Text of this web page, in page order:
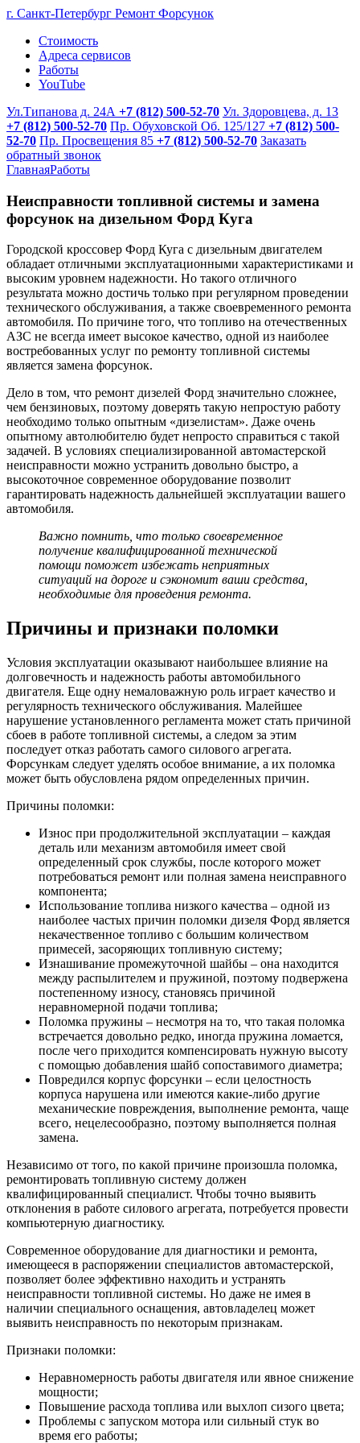
г. Санкт-Петербург Ремонт Форсунок
Стоимость
Адреса сервисов
Работы
YouTube
Ул.Типанова д. 24А +7 (812) 500-52-70 Ул. Здоровцева, д. 13
+7 (812) 500-52-70 Пр. Обуховской Об. 125/127 +7 (812) 500-
52-70 Пр. Просвещения 85 +7 (812) 500-52-70 Заказать
обратный звонок
ГлавнаяРаботы
Неисправности топливной системы и замена
форсунок на дизельном Форд Куга
Городской кроссовер Форд Куга с дизельным двигателем
обладает отличными эксплуатационными характеристиками и
высоким уровнем надежности. Но такого отличного
результата можно достичь только при регулярном проведении
технического обслуживания, а также своевременного ремонта
автомобиля. По причине того, что топливо на отечественных
АЗС не всегда имеет высокое качество, одной из наиболее
востребованных услуг по ремонту топливной системы
является замена форсунок.
Дело в том, что ремонт дизелей Форд значительно сложнее,
чем бензиновых, поэтому доверять такую непростую работу
необходимо только опытным «дизелистам». Даже очень
опытному автолюбителю будет непросто справиться с такой
задачей. В условиях специализированной автомастерской
неисправности можно устранить довольно быстро, а
высокоточное современное оборудование позволит
гарантировать надежность дальнейшей эксплуатации вашего
автомобиля.
Важно помнить, что только своевременное
получение квалифицированной технической
помощи поможет избежать неприятных
ситуаций на дороге и сэкономит ваши средства,
необходимые для проведения ремонта.
Причины и признаки поломки
Условия эксплуатации оказывают наибольшее влияние на
долговечность и надежность работы автомобильного
двигателя. Еще одну немаловажную роль играет качество и
регулярность технического обслуживания. Малейшее
нарушение установленного регламента может стать причиной
сбоев в работе топливной системы, а следом за этим
последует отказ работать самого силового агрегата.
Форсункам следует уделять особое внимание, а их поломка
может быть обусловлена рядом определенных причин.
Причины поломки:
Износ при продолжительной эксплуатации – каждая
деталь или механизм автомобиля имеет свой
определенный срок службы, после которого может
потребоваться ремонт или полная замена неисправного
компонента;
Использование топлива низкого качества – одной из
наиболее частых причин поломки дизеля Форд является
некачественное топливо с большим количеством
примесей, засоряющих топливную систему;
Изнашивание промежуточной шайбы – она находится
между распылителем и пружиной, поэтому подвержена
постепенному износу, становясь причиной
неравномерной подачи топлива;
Поломка пружины – несмотря на то, что такая поломка
встречается довольно редко, иногда пружина ломается,
после чего приходится компенсировать нужную высоту
с помощью добавления шайб сопоставимого диаметра;
Повредился корпус форсунки – если целостность
корпуса нарушена или имеются какие-либо другие
механические повреждения, выполнение ремонта, чаще
всего, нецелесообразно, поэтому выполняется полная
замена.
Независимо от того, по какой причине произошла поломка,
ремонтировать топливную систему должен
квалифицированный специалист. Чтобы точно выявить
отклонения в работе силового агрегата, потребуется провести
компьютерную диагностику.
Современное оборудование для диагностики и ремонта,
имеющееся в распоряжении специалистов автомастерской,
позволяет более эффективно находить и устранять
неисправности топливной системы. Но даже не имея в
наличии специального оснащения, автовладелец может
выявить неисправность по некоторым признакам.
Признаки поломки:
Неравномерность работы двигателя или явное снижение
мощности;
Повышение расхода топлива или выхлоп сизого цвета;
Проблемы с запуском мотора или сильный стук во
время его работы;